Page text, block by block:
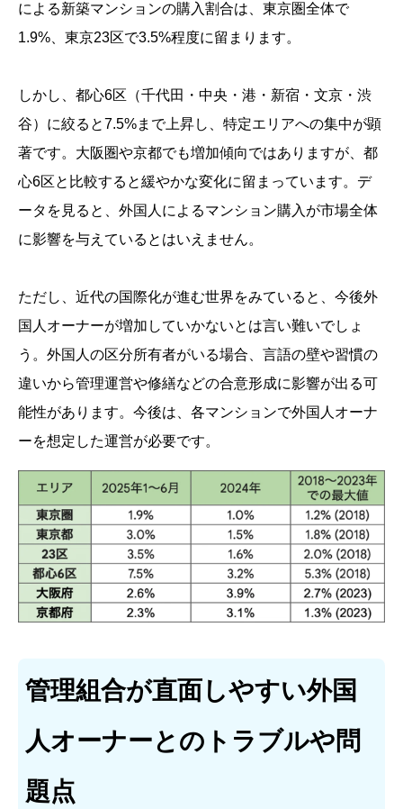
による新築マンションの購入割合は、東京圏全体で
1.9%、東京23区で3.5%程度に留まります。
しかし、都心6区（千代田・中央・港・新宿・文京・渋
谷）に絞ると7.5%まで上昇し、特定エリアへの集中が顕
著です。大阪圏や京都でも増加傾向ではありますが、都
心6区と比較すると緩やかな変化に留まっています。デ
ータを見ると、外国人によるマンション購入が市場全体
に影響を与えているとはいえません。
ただし、近代の国際化が進む世界をみていると、今後外
国人オーナーが増加していかないとは言い難いでしょ
う。外国人の区分所有者がいる場合、言語の壁や習慣の
違いから管理運営や修繕などの合意形成に影響が出る可
能性があります。今後は、各マンションで外国人オーナ
ーを想定した運営が必要です。
管理組合が直面しやすい外国
人オーナーとのトラブルや問
題点